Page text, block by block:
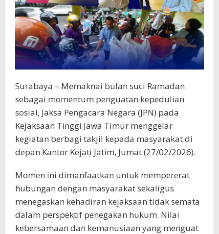
Surabaya – Memaknai bulan suci Ramadan
sebagai momentum penguatan kepedulian
sosial, Jaksa Pengacara Negara (JPN) pada
Kejaksaan Tinggi Jawa Timur menggelar
kegiatan berbagi takjil kepada masyarakat di
depan Kantor Kejati Jatim, Jumat (27/02/2026).
Momen ini dimanfaatkan untuk mempererat
hubungan dengan masyarakat sekaligus
menegaskan kehadiran kejaksaan tidak semata
dalam perspektif penegakan hukum. Nilai
kebersamaan dan kemanusiaan yang menguat